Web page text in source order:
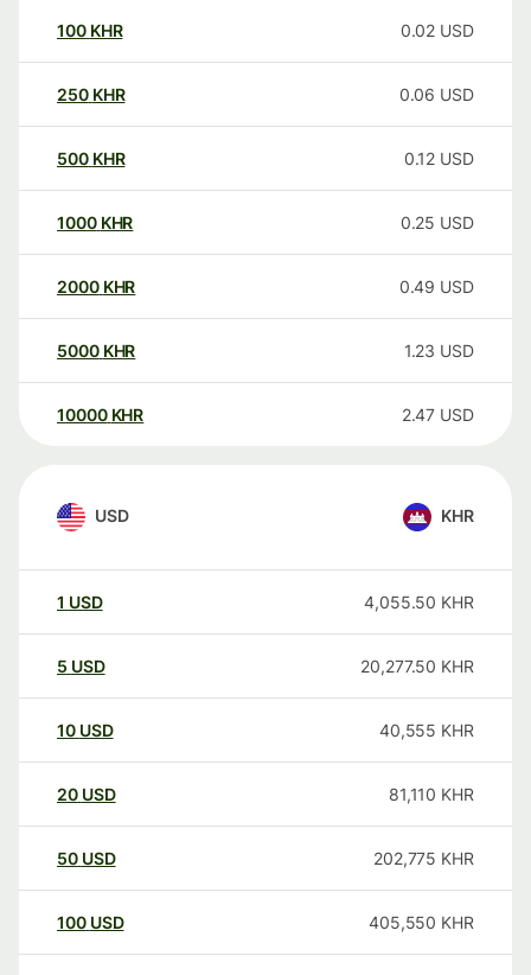
100 KHR 0.02 USD
250 KHR 0.06 USD
500 KHR 0.12 USD
1000 KHR 0.25 USD
2000 KHR 0.49 USD
5000 KHR 1.23 USD
10000 KHR 2.47 USD
USD KHR
1 USD 4,055.50 KHR
5 USD 20,277.50 KHR
10 USD 40,555 KHR
20 USD 81,110 KHR
50 USD 202,775 KHR
100 USD 405,550 KHR